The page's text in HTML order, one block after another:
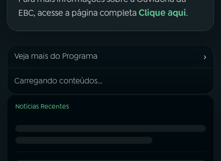
EBC, acesse a página completa Clique aqui.
Veja mais do Programa ›
Carregando conteúdos...
Notícias Recentes